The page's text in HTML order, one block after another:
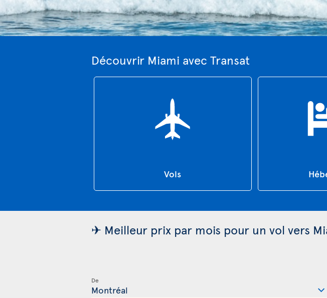
Découvrir Miami avec Transat
Vols
✈ Meilleur prix par mois pour un vol vers
De